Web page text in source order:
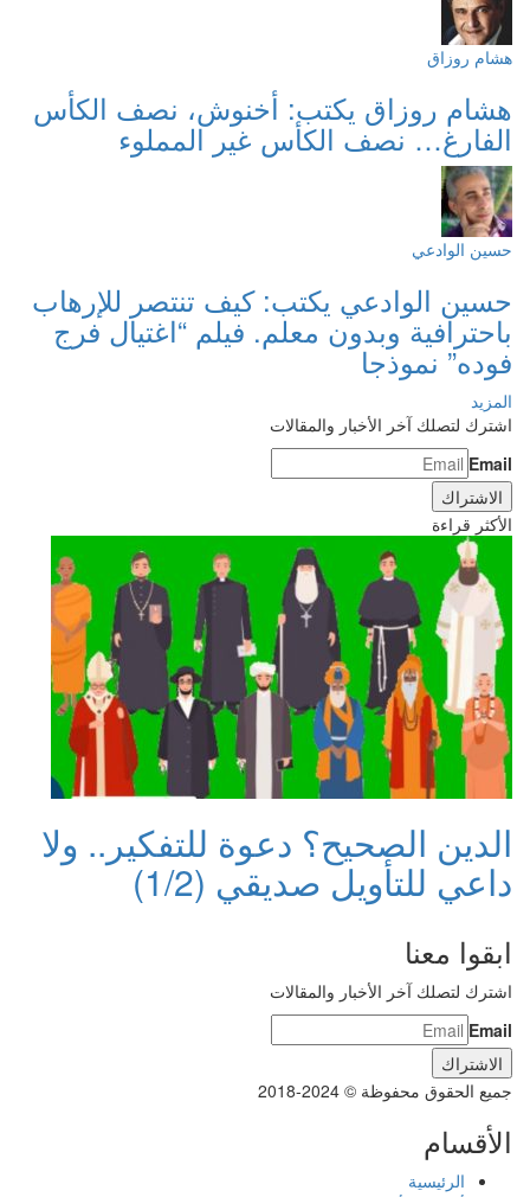
هشام روزاق
هشام روزاق يكتب: أخنوش، نصف الكأس
الفارغ… نصف الكأس غير المملوء
حسين الوادعي
حسين الوادعي يكتب: كيف تنتصر للإرهاب
باحترافية وبدون معلم. فيلم “اغتيال فرج
فوده” نموذجا
المزيد
اشترك لتصلك آخر الأخبار والمقالات
Email
الأكثر قراءة
الدين الصحيح؟ دعوة للتفكير.. ولا
داعي للتأويل صديقي (1/2)
ابقوا معنا
اشترك لتصلك آخر الأخبار والمقالات
Email
جميع الحقوق محفوظة © 2024-2018
الأقسام
الرئيسية